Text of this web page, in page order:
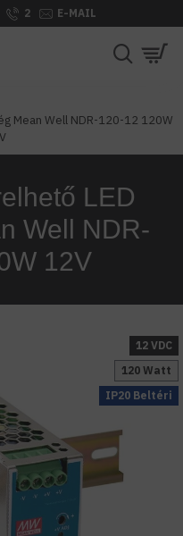
2 E-MAIL
Mean Well NDR-120-12 120W
LED
Well NDR-
12V
IP20 Beltéri
12 VDC
120 Watt